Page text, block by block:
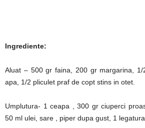
Ingrediente:
Aluat – 500 gr faina, 200 gr margarina,
apa, 1/2 pliculet praf de copt stins in otet.
Umplutura- 1 ceapa , 300 gr ciuperci
50 ml ulei, sare , piper dupa gust, 1